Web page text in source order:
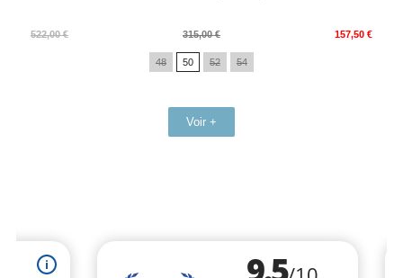
522,00 €
Prix
315,00 € 157,50 €
Prix
48 50 52 54
Voir +